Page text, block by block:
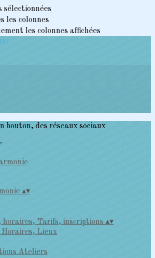
sélectionnées
les colonnes
les colonnes affichées
bouton, des réseaux sociaux
▴▾
horaires, Tarifs, inscriptions ▴▾
Horaires, Lieux
Ateliers